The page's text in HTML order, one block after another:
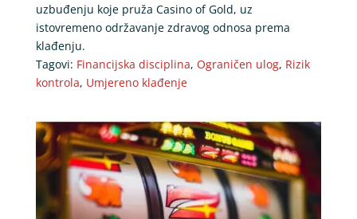
uzbuđenju koje pruža Casino of Gold, uz
istovremeno održavanje zdravog odnosa prema
klađenju.
Tagovi: Financijska disciplina, Ograničen ulog, Rizik
kontrola, Umjereno klađenje